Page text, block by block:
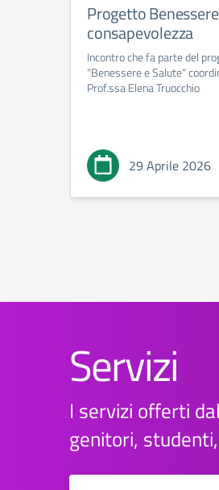
Progetto
consapevolezza
Incontro che fa parte del
"Benessere e Salute"
Prof.ssa Elena Truocchio
29 Aprile 2026
Servizi
I servizi offerti
genitori,